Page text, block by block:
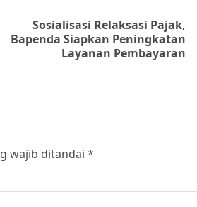
Sosialisasi Relaksasi Pajak,
Bapenda Siapkan Peningkatan
Layanan Pembayaran
wajib ditandai *